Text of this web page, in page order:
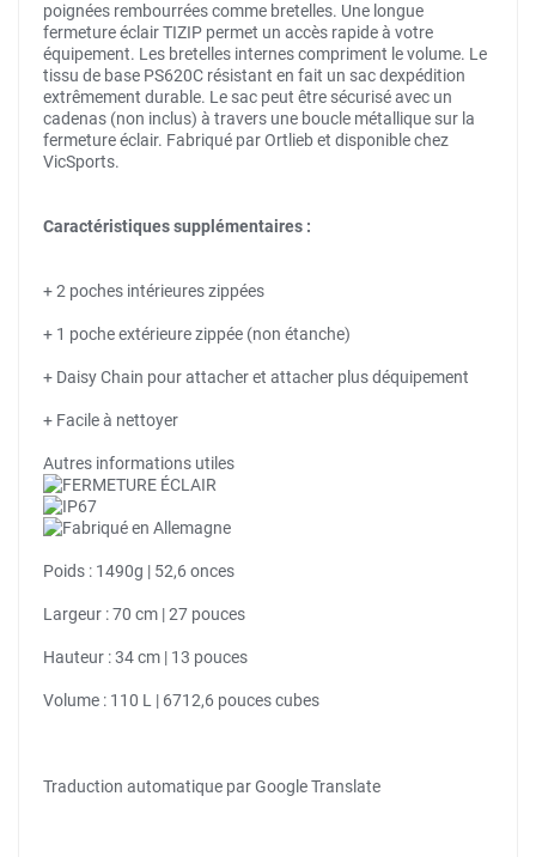
poignées rembourrées comme bretelles. Une longue
fermeture éclair TIZIP permet un accès rapide à votre
équipement. Les bretelles internes compriment le volume. Le
tissu de base PS620C résistant en fait un sac dexpédition
extrêmement durable. Le sac peut être sécurisé avec un
cadenas (non inclus) à travers une boucle métallique sur la
fermeture éclair. Fabriqué par Ortlieb et disponible chez
VicSports.
Caractéristiques supplémentaires :
+ 2 poches intérieures zippées
+ 1 poche extérieure zippée (non étanche)
+ Daisy Chain pour attacher et attacher plus déquipement
+ Facile à nettoyer
Autres informations utiles
Poids : 1490g | 52,6 onces
Largeur : 70 cm | 27 pouces
Hauteur : 34 cm | 13 pouces
Volume : 110 L | 6712,6 pouces cubes
Traduction automatique par Google Translate